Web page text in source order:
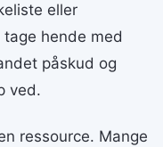
eller
hende med
påskud og
ved.
ressource. Mange